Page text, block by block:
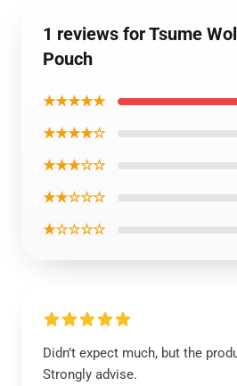
1 reviews for Tsume
Pouch
★★★★★
★★★★☆
★★★☆☆
★★☆☆☆
★☆☆☆☆
Didn’t expect much, but the
Strongly advise.